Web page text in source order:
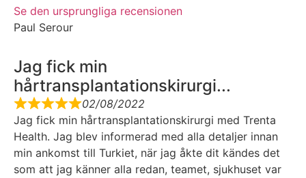
Se den ursprungliga recensionen
Paul Serour
Jag fick min
hårtransplantationskirurgi...
02/08/2022
Jag fick min hårtransplantationskirurgi med Trenta
Health. Jag blev informerad med alla detaljer innan
min ankomst till Turkiet, när jag åkte dit kändes det
som att jag känner alla redan, teamet, sjukhuset var